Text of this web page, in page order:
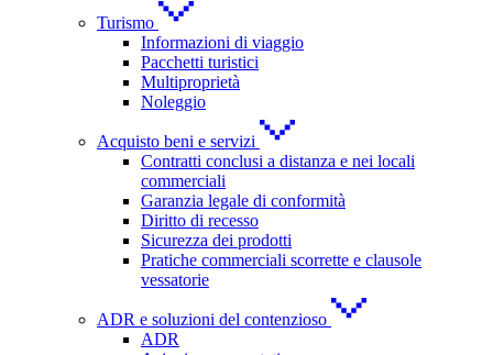
Turismo
Informazioni di viaggio
Pacchetti turistici
Multiproprietà
Noleggio
Acquisto beni e servizi
Contratti conclusi a distanza e nei locali
commerciali
Garanzia legale di conformità
Diritto di recesso
Sicurezza dei prodotti
Pratiche commerciali scorrette e clausole
vessatorie
ADR e soluzioni del contenzioso
ADR